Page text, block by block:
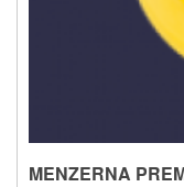
MENZERNA